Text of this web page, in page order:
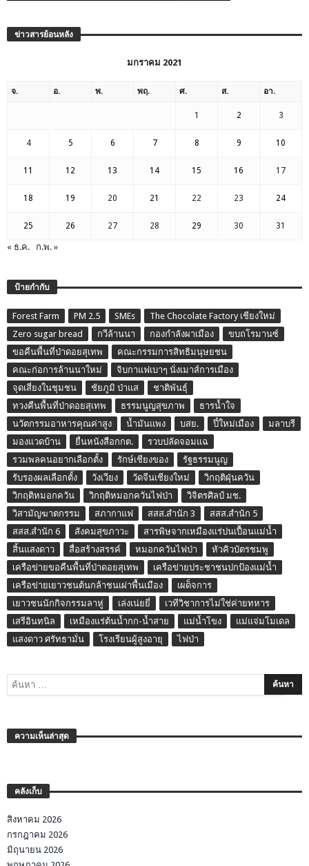
ข่าวสารย้อนหลัง
มกราคม 2021
จ. อ. พ. พฤ. ศ. ส. อา.
1 2 3
4 5 6 7 8 9 10
11 12 13 14 15 16 17
18 19 20 21 22 23 24
25 26 27 28 29 30 31
« ธ.ค. ก.พ. »
ป้ายกำกับ
Forest Farm PM 2.5 SMEs
The Chocolate Factory เชียงใหม่
Zero sugar bread
กวีล้านนา กองกำลังผาเมือง
ขบถโรมานซ์
ขอคืนพื้นที่ป่าดอยสุเทพ
คณะกรรมการสิทธิมนุษยชน
คณะก่อการล้านนาใหม่
จิบกาแฟเบาๆ นั่งเมาส์การเมือง
จุดเสี่ยงในชุมชน
ชัยภูมิ ป่าแส
ชาติพันธุ์
ทวงคืนพื้นที่ป่าดอยสุเทพ
ธรรมนูญสุขภาพ
ธารน้ำใจ
นวัตกรรมอาหารคุณค่าสูง
น้ำมันแพง บสย. ปี๋ใหม่เมือง
มลาบรี
มองแวดบ้าน
ยื่นหนังสือกกต.
รวบปลัดจอมแฉ
รวมพลคนอยากเลือกตั้ง
รักษ์เชียงของ
รัฐธรรมนูญ
รับรองผลเลือกตั้ง
วังเวียง วัดจีนเชียงใหม่
วิกฤติฝุ่นควัน
วิกฤติหมอกควัน
วิกฤติหมอกควันไฟป่า
วิจิตรศิลป์ มช.
วิสามัญฆาตกรรม
สภากาแฟ สสส.สำนัก 3
สสส.สำนัก 5
สสส.สำนัก 6
สังคมสุขภาวะ
สารพิษจากเหมืองแร่ปนเปื้อนแม่น้ำ
สิ้นแสงดาว
สื่อสร้างสรรค์ หมอกควันไฟป่า
หัวคิวบัตรชมพู
เครือข่ายขอคืนพื้นที่ป่าดอยสุเทพ
เครือข่ายประชาชนปกป้องแม่น้ำ
เครือข่ายเยาวชนต้นกล้าชนเผ่าพื้นเมือง
เผด็จการ
เยาวชนนักกิจกรรมลาหู่
เล่งเน่ยยี่
เวทีวิชาการไม่ใช่ค่ายทหาร
เสรีอินทนิล
เหมืองแร่ต้นน้ำกก-น้ำสาย แม่น้ำโขง
แม่แจ่มโมเดล
แสงดาว ศรัทธามั่น
โรงเรียนผู้สูงอายุ ไฟป่า
ความเห็นล่าสุด
คลังเก็บ
สิงหาคม 2026
กรกฎาคม 2026
มิถุนายน 2026